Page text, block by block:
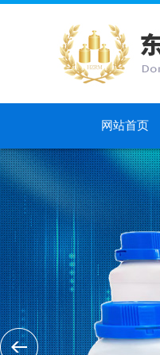
网站首页